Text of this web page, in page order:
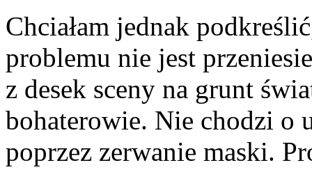
Chciałam jednak
problemu nie jest
z desek sceny na grunt
bohaterowie. Nie chodzi o
poprzez zerwanie maski.